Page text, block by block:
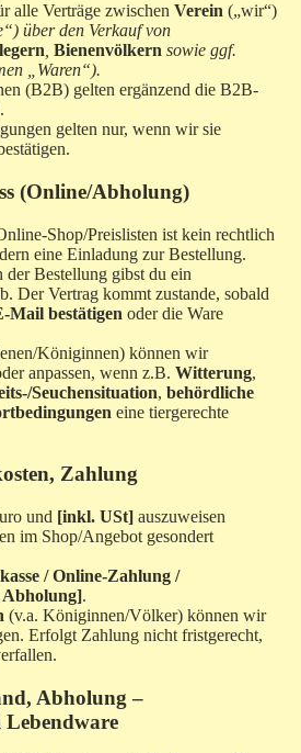
alle Verträge zwischen Verein („wir“)
über den Verkauf von
Bienenvölkern sowie ggf.
„Waren“).
(B2B) gelten ergänzend die B2B-
gelten nur, wenn wir sie
(Online/Abholung)
Shop/Preislisten ist kein rechtlich
eine Einladung zur Bestellung.
der Bestellung gibst du ein
Der Vertrag kommt zustande, sobald
Mail bestätigen oder die Ware
Königinnen) können wir
anpassen, wenn z.B. Witterung,
Seuchensituation, behördliche
eine tiergerechte
Zahlung
und [inkl. USt] auszuweisen
im Shop/Angebot gesondert
/ Online-Zahlung /
Abholung].
(v.a. Königinnen/Völker) können wir
Erfolgt Zahlung nicht fristgerecht,
Abholung –
Lebendware